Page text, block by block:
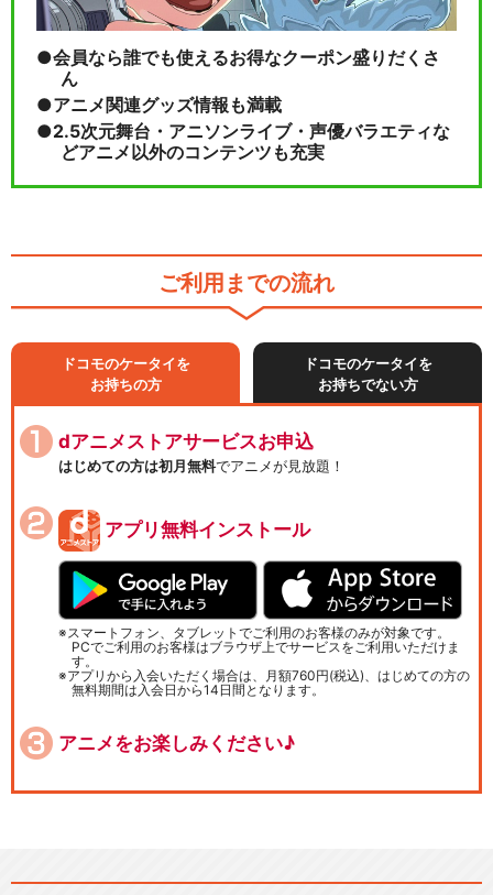
会員なら誰でも使えるお得なクーポン盛りだくさ
ん
アニメ関連グッズ情報も満載
2.5次元舞台・アニソンライブ・声優バラエティな
どアニメ以外のコンテンツも充実
ご利用までの流れ
ドコモのケータイを
お持ちの方
ドコモのケータイを
お持ちでない方
dアニメストアサービスお申込
はじめての方は初月無料でアニメが見放題！
アプリ無料インストール
スマートフォン、タブレットでご利用のお客様のみが対象です。
PCでご利用のお客様はブラウザ上でサービスをご利用いただけま
す。
アプリから入会いただく場合は、月額760円(税込)、はじめての方の
無料期間は入会日から14日間となります。
アニメをお楽しみください♪